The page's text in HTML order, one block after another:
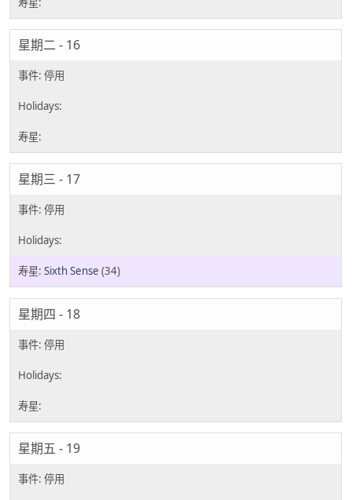
星期二 - 16
星期三 - 17
Sixth Sense (34)
星期四 - 18
星期五 - 19